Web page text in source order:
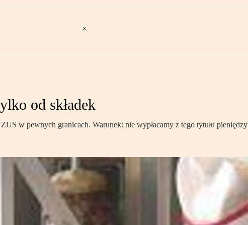
od składek
w pewnych granicach. Warunek: nie wypłacamy z tego tytułu pieniędzy